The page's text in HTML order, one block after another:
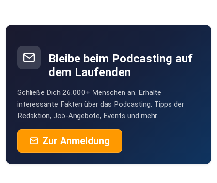
Bleibe beim Podcasting auf
dem Laufenden
Schließe Dich 26.000+ Menschen an. Erhalte
interessante Fakten über das Podcasting, Tipps der
Redaktion, Job-Angebote, Events und mehr.
Zur Anmeldung